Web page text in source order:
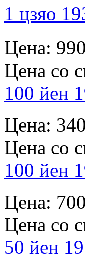
1 цзяо
Цена:
Цена со
100 йен
Цена:
Цена со
100 йен
Цена:
Цена со
50 йен